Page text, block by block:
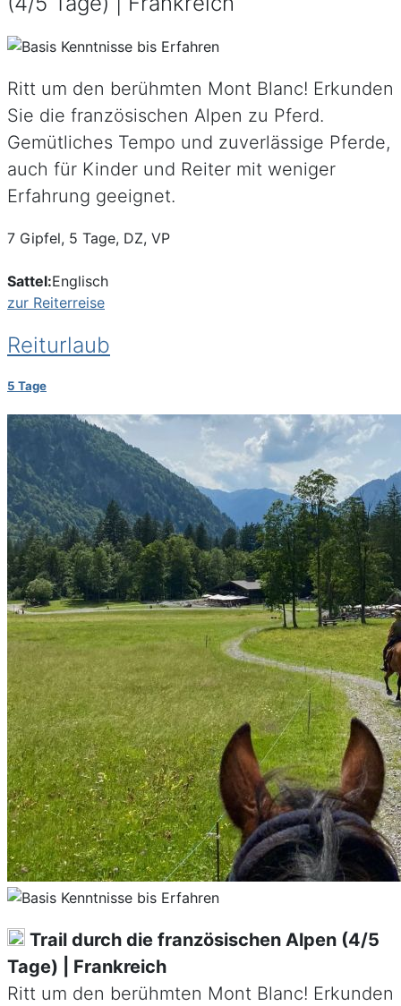
Ritt um den berühmten Mont Blanc! Erkunden
Sie die französischen Alpen zu Pferd.
Gemütliches Tempo und zuverlässige Pferde,
auch für Kinder und Reiter mit weniger
Erfahrung geeignet.
7 Gipfel, 5 Tage, DZ, VP
Sattel:Englisch
zur Reiterreise
Reiturlaub
5 Tage
Trail durch die französischen Alpen (4/5
Tage) | Frankreich
Ritt um den berühmten Mont Blanc! Erkunden